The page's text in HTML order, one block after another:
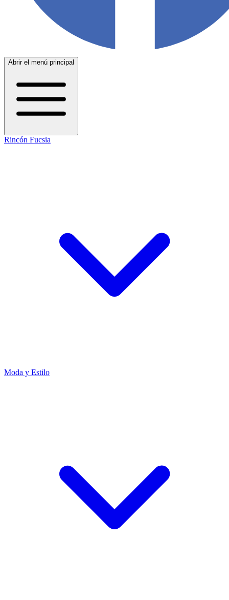
Abrir el menú principal
Rincón Fucsia
Moda y Estilo